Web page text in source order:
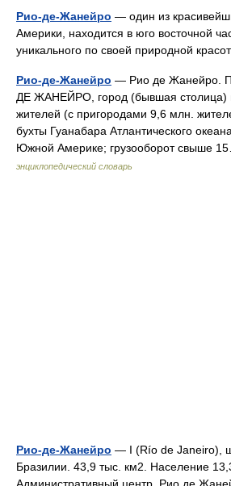
Рио-де-Жанейро — один из
Америки, находится в юго восточной
уникального по своей природной
Рио-де-Жанейро — Рио де Жанейро.
ДЕ ЖАНЕЙРО, город (бывшая столица)
жителей (с пригородами 9,6 млн.
бухты Гуанабара Атлантического
Южной Америке; грузооборот свыше
энциклопедический словарь
Рио-де-Жанейро — I (Río de Janeiro),
Бразилии. 43,9 тыс. км2. Население